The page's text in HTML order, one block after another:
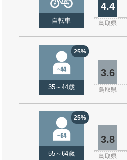
自転車
4.4
鳥取県
25%
35～44歳
3.6
鳥取県
25%
55～64歳
3.8
鳥取県